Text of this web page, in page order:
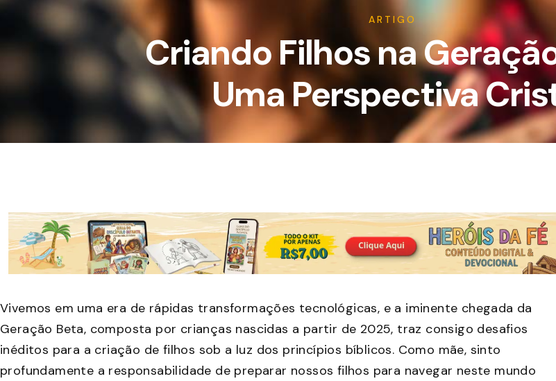
ARTIGO
Criando Filhos na
Uma Perspectiva
Vivemos em uma era de rápidas transformações tecnológicas, e a iminente chegada da
Geração Beta, composta por crianças nascidas a partir de 2025, traz consigo desafios
inéditos para a criação de filhos sob a luz dos princípios bíblicos. Como mãe, sinto
profundamente a responsabilidade de preparar nossos filhos para navegar neste mundo